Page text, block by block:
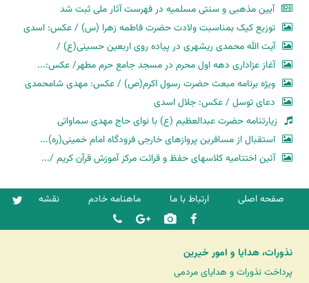
آیین مذهبی و سنتی مسلمیه در فهرست آثار ملی ثبت شد
توزیع کیک بمناسبت ولادت حضرت فاطمه زهرا (س) / عکس: اسدی
آیت الله محمدی ریشهری در پیاده روی اربعین حسینی(ع) /
آغاز عزاداری دهه اول محرم در مسجد جامع حرم مطهر/ عکس:...
ویژه برنامه مبعث حضرت رسول اکرم(ص) / عکس: مهدی شامحمدی
دعای توسل / عکس: جلال اسدی
زیارتنامه حضرت عبدالعظیم (ع) با نوای حاج مهدی سماواتی
استقبال از مسافرین پروازهای خارجی فرودگاه امام خمینی(ره)...
آئین اختتامیه کلاسهای حفظ و قرائت مرکز آموزش قرآن کریم /...
صفحه اصلی ارتباط با ما ماهنامه خادم نقشه
نذورات، هدایا و امور خیرین
پرداخت نذورات و هدایای مردمی